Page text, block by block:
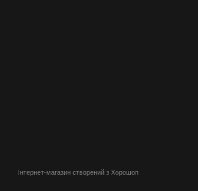
Інтернет-магазин створений з Хорошоп